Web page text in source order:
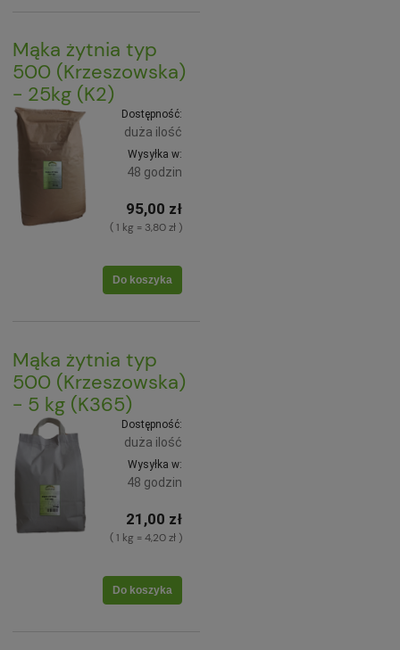
Mąka żytnia typ
500 (Krzeszowska)
- 25kg (K2)
Dostępność:
duża ilość
Wysyłka w:
48 godzin
95,00 zł
( 1 kg = 3,80 zł )
Do koszyka
Mąka żytnia typ
500 (Krzeszowska)
- 5 kg (K365)
Dostępność:
duża ilość
Wysyłka w:
48 godzin
21,00 zł
( 1 kg = 4,20 zł )
Do koszyka